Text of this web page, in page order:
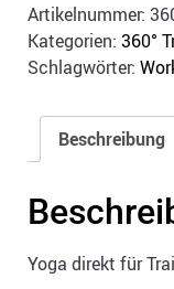
Artikelnummer:
Kategorien: 360°
Schlagwörter:
Beschreibung
Yoga direkt für